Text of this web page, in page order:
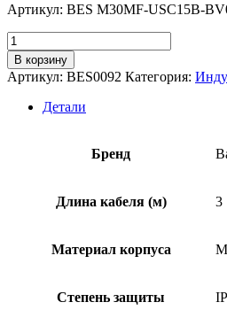
Артикул: BES M30MF-USC15B-
Количество
товара
Индуктивный
датчик
Balluff
В корзину
Артикул: BES0092 Категория:
Детали
Бренд
Длина кабеля (м) 3
Материал корпуса
Степень защиты